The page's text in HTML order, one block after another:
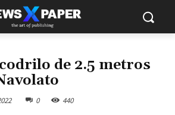
de 2.5 metros
0 440